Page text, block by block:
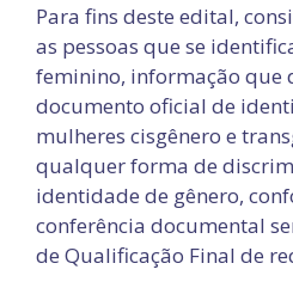
Para fins deste edital,
as pessoas que se
feminino, informação que
documento oficial de
mulheres cisgênero e
qualquer forma de
identidade de gênero,
conferência documental
de Qualificação Final de